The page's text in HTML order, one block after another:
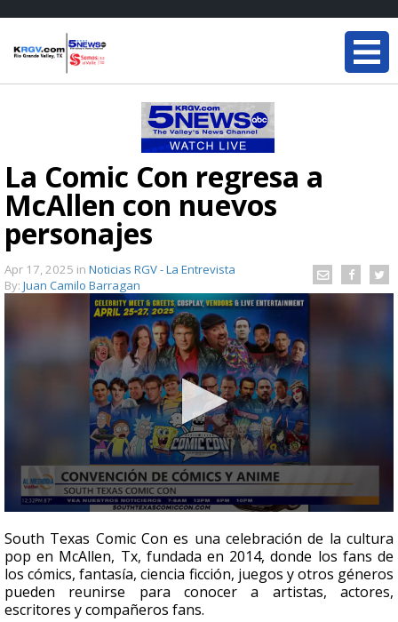
La Comic Con regresa a
McAllen con nuevos
personajes
Apr 17, 2025 in Noticias RGV - La Entrevista
By: Juan Camilo Barragan
seconds
of
5
minutes,
13
seconds
South Texas Comic Con es una celebración de la cultura
pop en McAllen, Tx, fundada en 2014, donde los fans de
los cómics, fantasía, ciencia ficción, juegos y otros géneros
pueden reunirse para conocer a artistas, actores,
escritores y compañeros fans.